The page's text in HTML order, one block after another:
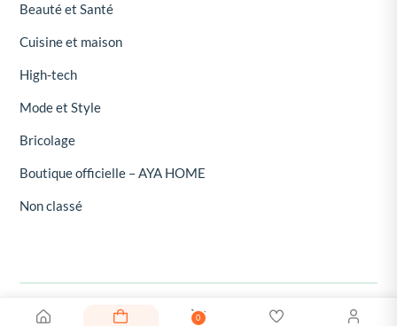
0
Beauté et Santé
Cuisine et maison
High-tech
Mode et Style
Bricolage
Boutique officielle – AYA HOME
Non classé
© 2026, Oroud - Oroud Marketplace. Tous droits réservés.